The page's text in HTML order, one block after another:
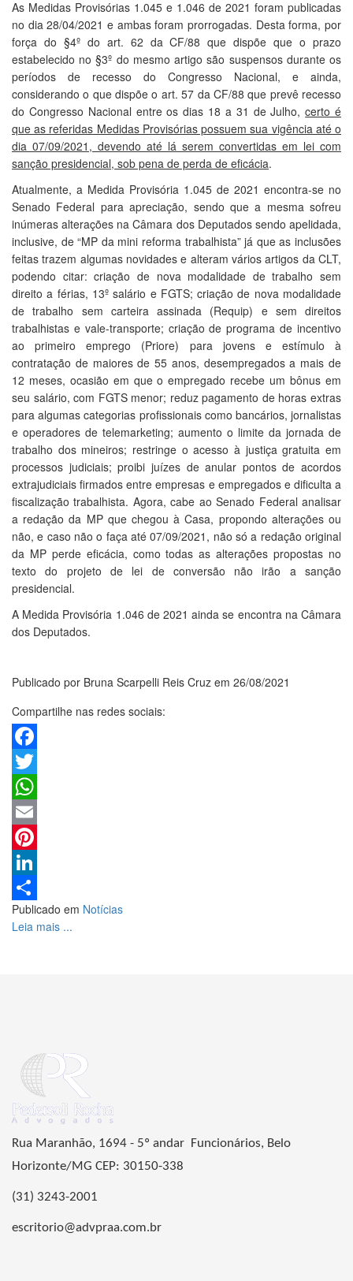
As Medidas Provisórias 1.045 e 1.046 de 2021 foram publicadas
no dia 28/04/2021 e ambas foram prorrogadas. Desta forma, por
força do §4º do art. 62 da CF/88 que dispõe que o prazo
estabelecido no §3º do mesmo artigo são suspensos durante os
períodos de recesso do Congresso Nacional, e ainda,
considerando o que dispõe o art. 57 da CF/88 que prevê recesso
do Congresso Nacional entre os dias 18 a 31 de Julho,certo é
que as referidas Medidas Provisórias possuem sua vigência até o
dia 07/09/2021, devendo até lá serem convertidas em lei com
sanção presidencial, sob pena de perda de eficácia.
Atualmente, a Medida Provisória 1.045 de 2021 encontra-se no
Senado Federal para apreciação, sendo que a mesma sofreu
inúmeras alterações na Câmara dos Deputados sendo apelidada,
inclusive, de “MP da mini reforma trabalhista” já que as inclusões
feitas trazem algumas novidades e alteram vários artigos da CLT,
podendo citar: criação de nova modalidade de trabalho sem
direito a férias, 13º salário e FGTS; criação de nova modalidade
de trabalho sem carteira assinada (Requip) e sem direitos
trabalhistas e vale-transporte; criação de programa de incentivo
ao primeiro emprego (Priore) para jovens e estímulo à
contratação de maiores de 55 anos, desempregados a mais de
12 meses, ocasião em que o empregado recebe um bônus em
seu salário, com FGTS menor; reduz pagamento de horas extras
para algumas categorias profissionais como bancários, jornalistas
e operadores de telemarketing; aumento o limite da jornada de
trabalho dos mineiros; restringe o acesso à justiça gratuita em
processos judiciais; proibi juízes de anular pontos de acordos
extrajudiciais firmados entre empresas e empregados e dificulta a
fiscalização trabalhista. Agora, cabe ao Senado Federal analisar
a redação da MP que chegou à Casa, propondo alterações ou
não, e caso não o faça até 07/09/2021, não só a redação original
da MP perde eficácia, como todas as alterações propostas no
texto do projeto de lei de conversão não irão a sanção
presidencial.
A Medida Provisória 1.046 de 2021 ainda se encontra na Câmara
dos Deputados.
Publicado por Bruna Scarpelli Reis Cruz em 26/08/2021
Compartilhe nas redes sociais:
Facebook
Twitter
WhatsApp
Email
Pinterest
LinkedIn
Share
Publicado em Notícias
Leia mais ...
Rua Maranhão, 1694 - 5º andar Funcionários, Belo
Horizonte/MG CEP: 30150-338
(31) 3243-2001
escritorio@advpraa.com.br